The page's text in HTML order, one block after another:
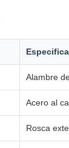
Alambre
Acero al
Rosca